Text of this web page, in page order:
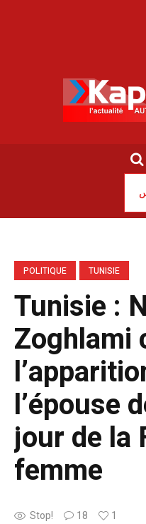
POLITIQUE TUNISIE
Tunisie :
Zoghlami
l’épouse
jour de la
femme
Stop! 18 1